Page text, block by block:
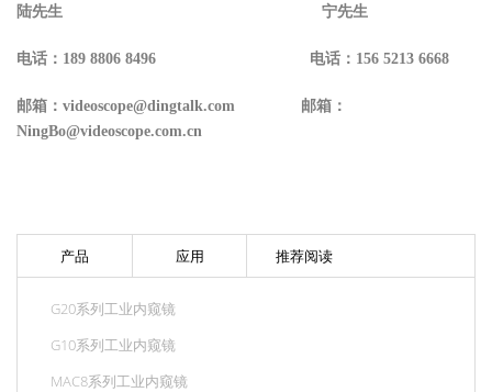
陆先生 宁先生
电话：189 8806 8496 电话：156 5213 6668
邮箱：videoscope@dingtalk.com 邮箱：
NingBo@videoscope.com.cn
产品 应用 推荐阅读
G20系列工业内窥镜
G10系列工业内窥镜
MAC8系列工业内窥镜